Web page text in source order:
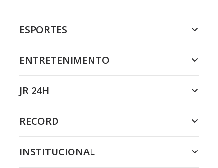
ESPORTES
ENTRETENIMENTO
JR 24H
RECORD
INSTITUCIONAL